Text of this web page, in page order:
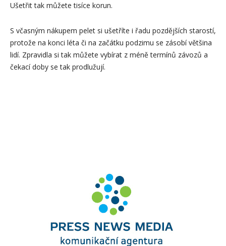
Ušetřit tak můžete tisíce korun.
S včasným nákupem pelet si ušetříte i řadu pozdějších starostí,
protože na konci léta či na začátku podzimu se zásobí většina
lidí. Zpravidla si tak můžete vybírat z méně termínů závozů a
čekací doby se tak prodlužují.